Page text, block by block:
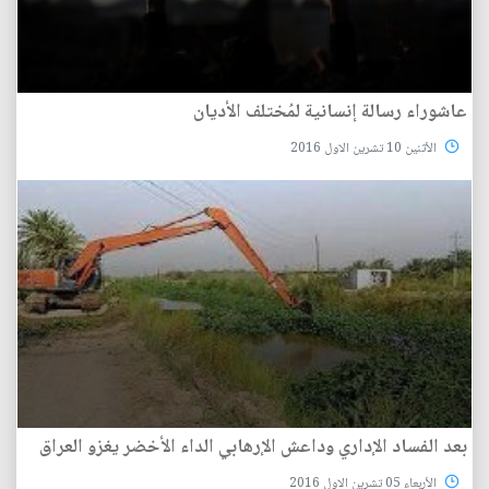
عاشوراء رسالة إنسانية لمُختلف الأديان
الأثنين 10 تشرين الاول 2016
بعد الفساد الإداري وداعش الإرهابي الداء الأخضر يغزو العراق
الأربعاء 05 تشرين الاول 2016